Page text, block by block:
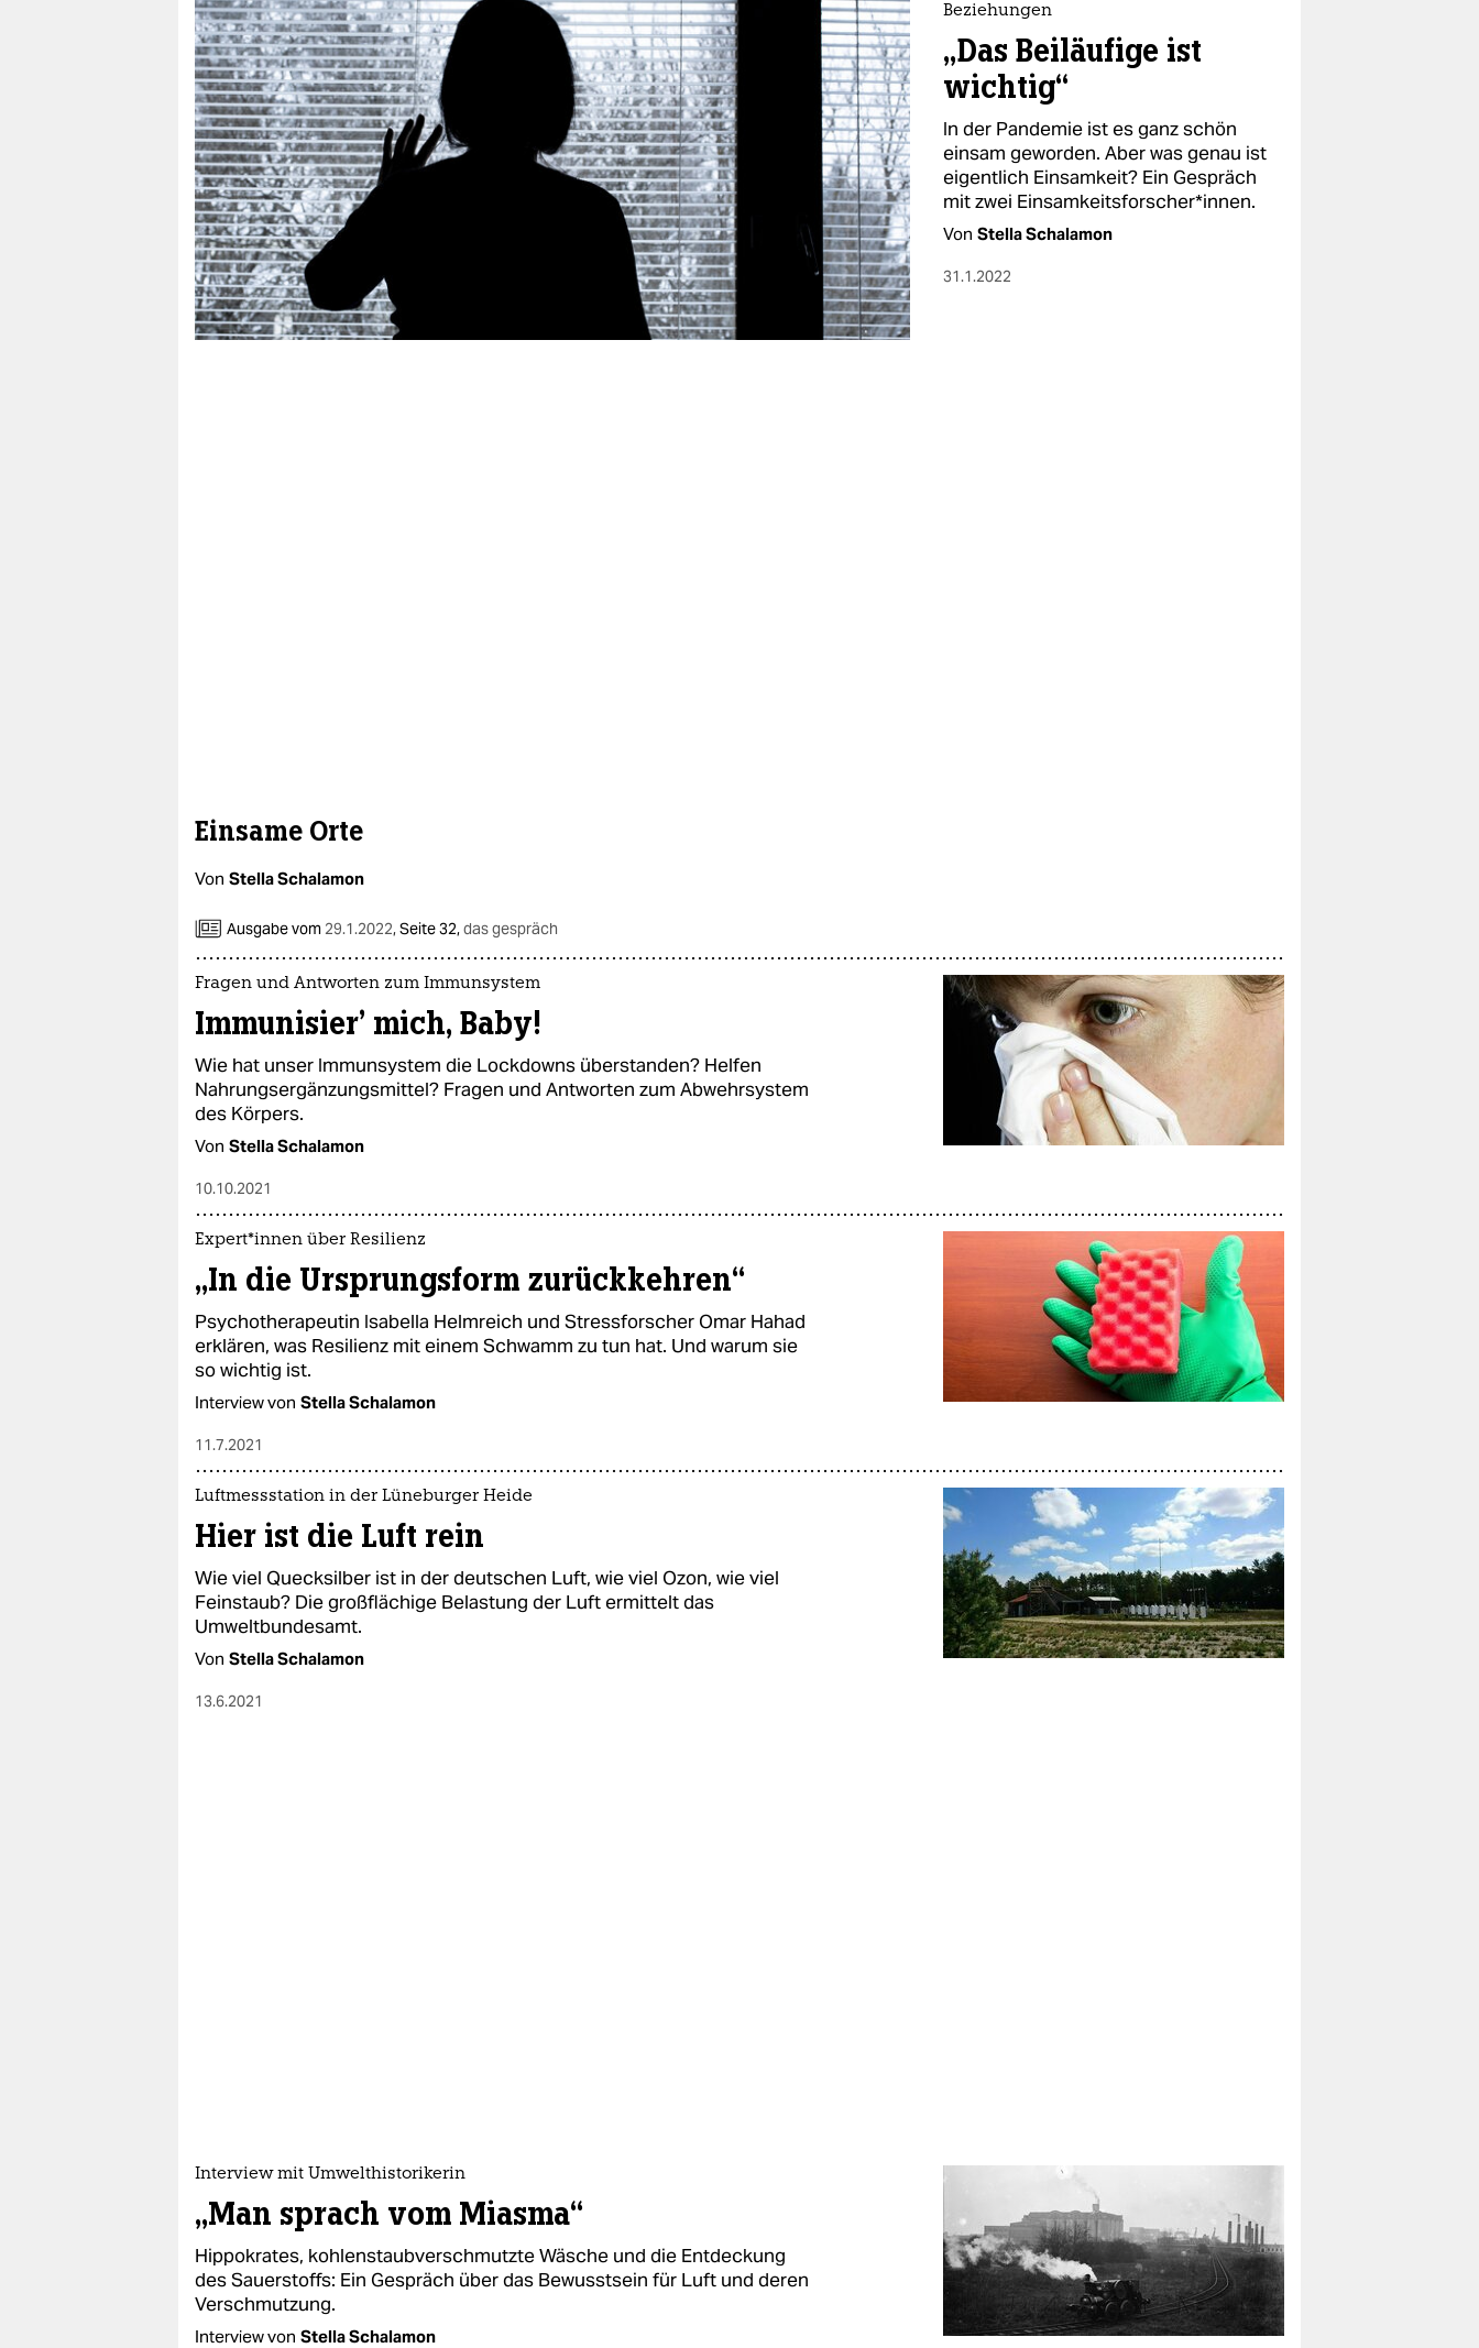
nord
wahrheit
verlag
verlag
veranstaltungen
shop
fragen & hilfe
Beziehungen
„Das Beiläufige ist
wichtig“
In der Pandemie ist es ganz schön
einsam geworden. Aber was genau ist
eigentlich Einsamkeit? Ein Gespräch
mit zwei Ein­sam­keits­for­sche­r*in­nen.
Von Stella Schalamon
31.1.2022
Einsame Orte
Von Stella Schalamon
Ausgabe vom 29.1.2022,Seite 32,das gespräch
Fragen und Antworten zum Immunsystem
Immunisier' mich, Baby!
Wie hat unser Immunsystem die Lockdowns überstanden? Helfen
Nahrungsergänzungsmittel? Fragen und Antworten zum Abwehrsystem
des Körpers.
Von Stella Schalamon
10.10.2021
Ex­per­t*in­nen über Resilienz
„In die Ursprungsform zurückkehren“
Psychotherapeutin Isabella Helmreich und Stressforscher Omar Hahad
erklären, was Resilienz mit einem Schwamm zu tun hat. Und warum sie
so wichtig ist.
Interview von Stella Schalamon
11.7.2021
Luftmessstation in der Lüneburger Heide
Hier ist die Luft rein
Wie viel Quecksilber ist in der deutschen Luft, wie viel Ozon, wie viel
Feinstaub? Die großflächige Belastung der Luft ermittelt das
Umweltbundesamt.
Von Stella Schalamon
13.6.2021
Interview mit Umwelthistorikerin
„Man sprach vom Miasma“
Hippokrates, kohlenstaubverschmutzte Wäsche und die Entdeckung
des Sauerstoffs: Ein Gespräch über das Bewusstsein für Luft und deren
Verschmutzung.
Interview von Stella Schalamon